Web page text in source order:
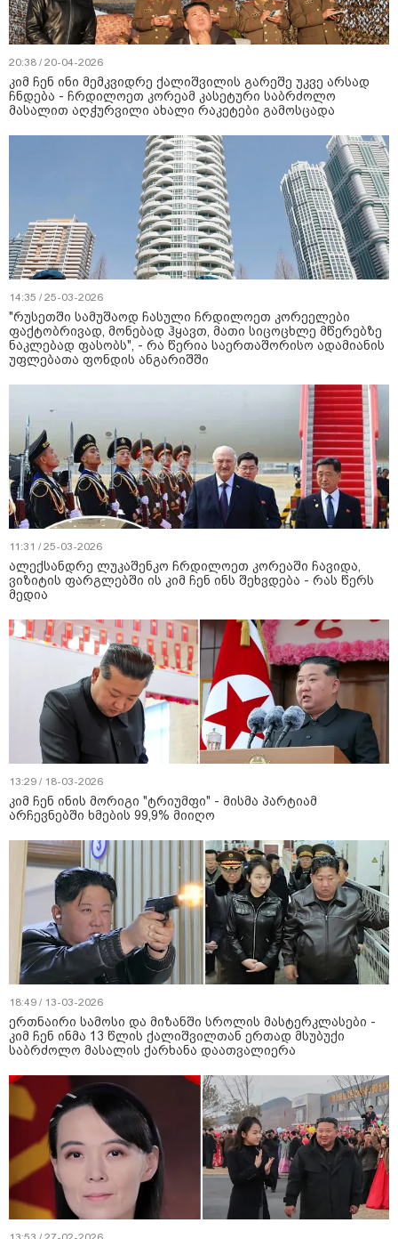
20:38 / 20-04-2026
კიმ ჩენ ინი მემკვიდრე ქალიშვილის გარეშე უკვე არსად
ჩნდება - ჩრდილოეთ კორეამ კასეტური საბრძოლო
მასალით აღჭურვილი ახალი რაკეტები გამოსცადა
14:35 / 25-03-2026
"რუსეთში სამუშაოდ ჩასული ჩრდილოეთ კორეელები
ფაქტობრივად, მონებად ჰყავთ, მათი სიცოცხლე მწერებზე
ნაკლებად ფასობს", - რა წერია საერთაშორისო ადამიანის
უფლებათა ფონდის ანგარიშში
11:31 / 25-03-2026
ალექსანდრე ლუკაშენკო ჩრდილოეთ კორეაში ჩავიდა,
ვიზიტის ფარგლებში ის კიმ ჩენ ინს შეხვდება - რას წერს
მედია
13:29 / 18-03-2026
კიმ ჩენ ინის მორიგი "ტრიუმფი" - მისმა პარტიამ
არჩევნებში ხმების 99,9% მიიღო
18:49 / 13-03-2026
ერთნაირი სამოსი და მიზანში სროლის მასტერკლასები -
კიმ ჩენ ინმა 13 წლის ქალიშვილთან ერთად მსუბუქი
საბრძოლო მასალის ქარხანა დაათვალიერა